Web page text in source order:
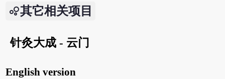
其它相关项目
针灸大成 - 云门
English version